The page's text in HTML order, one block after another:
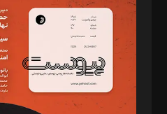
سردبیر: مهرک محمودی
دبیر تحریریه: میثم قاسمی
د‌بیر ناداستان: سمانه سمیع
د‌بیر خدمت و تجارت: ابوالفضل رجبی
د‌بیر حقوق فناوری: حسام‌الدین ایپکچی
د‌بیر پیوست جهان: مینا پاکدل